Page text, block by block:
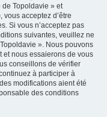
de Topoldavie » et
acceptez d’être
Si vous n’acceptez pas
suivantes, veuillez ne
». Nous pouvons
et nous essaierons de vous
conseillons de vérifier
à participer à
modifications aient été
des conditions